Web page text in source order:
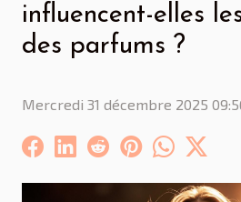
influencent-elles
des parfums ?
Mercredi 31 décembre 2025